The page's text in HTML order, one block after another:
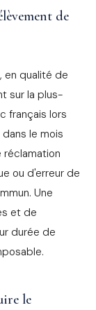
de
en qualité de
sur la plus-
français lors
le mois
réclamation
ou d'erreur de
Une
et de
durée de
le